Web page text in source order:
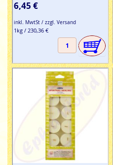
6,45 €
inkl. MwtSt / zzgl. Versand
1kg / 230,36 €